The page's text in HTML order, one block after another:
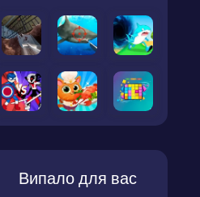
Випало для вас